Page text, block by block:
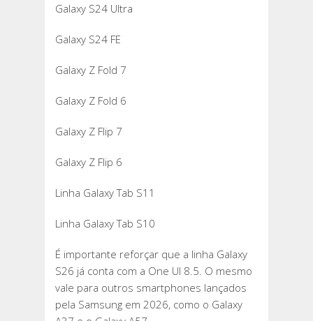
Galaxy S24 Ultra
Galaxy S24 FE
Galaxy Z Fold 7
Galaxy Z Fold 6
Galaxy Z Flip 7
Galaxy Z Flip 6
Linha Galaxy Tab S11
Linha Galaxy Tab S10
É importante reforçar que a linha Galaxy
S26 já conta com a One UI 8.5. O mesmo
vale para outros smartphones lançados
pela Samsung em 2026, como o Galaxy